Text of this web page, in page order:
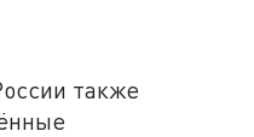
также